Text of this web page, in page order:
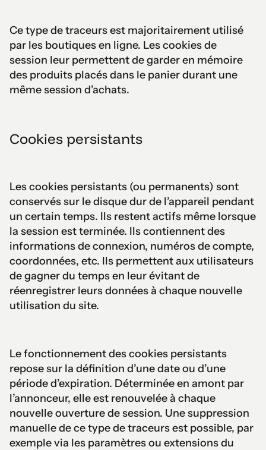
Ce type de traceurs est majoritairement utilisé
par les boutiques en ligne. Les cookies de
session leur permettent de garder en mémoire
des produits placés dans le panier durant une
même session d’achats.
Cookies persistants
Les cookies persistants (ou permanents) sont
conservés sur le disque dur de l’appareil pendant
un certain temps. Ils restent actifs même lorsque
la session est terminée. Ils contiennent des
informations de connexion, numéros de compte,
coordonnées, etc. Ils permettent aux utilisateurs
de gagner du temps en leur évitant de
réenregistrer leurs données à chaque nouvelle
utilisation du site.
Le fonctionnement des cookies persistants
repose sur la définition d’une date ou d’une
période d’expiration. Déterminée en amont par
l’annonceur, elle est renouvelée à chaque
nouvelle ouverture de session. Une suppression
manuelle de ce type de traceurs est possible, par
exemple via les paramètres ou extensions du